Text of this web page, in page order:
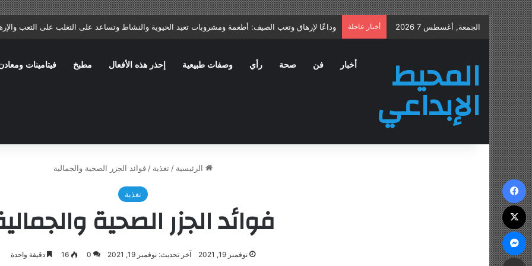
الجمعة, أغسطس 7 2026 أخبار عاجلة علاج التهاب البروستاتا: ماذا يصف الطبيب؟ وما الأخطاء الشائعة التي تؤخر الشفاء؟
المحيط
الإبداعي
أخبار فن صحة رأي وصفات طبيعية إحذر هذه الأفعال مطبخ فيتامينات
الرئيسية / تغذية / فوائد الجزر الصحية والجمالية
تغذية
فوائد الجزر الصحية
نوفمبر 19, 2021 آخر تحديث: نوفمبر 19, 2021 0
16 دقيقة واحدة
فيسبوك
‫X
ماسنجر
مشاركة عبر البريد